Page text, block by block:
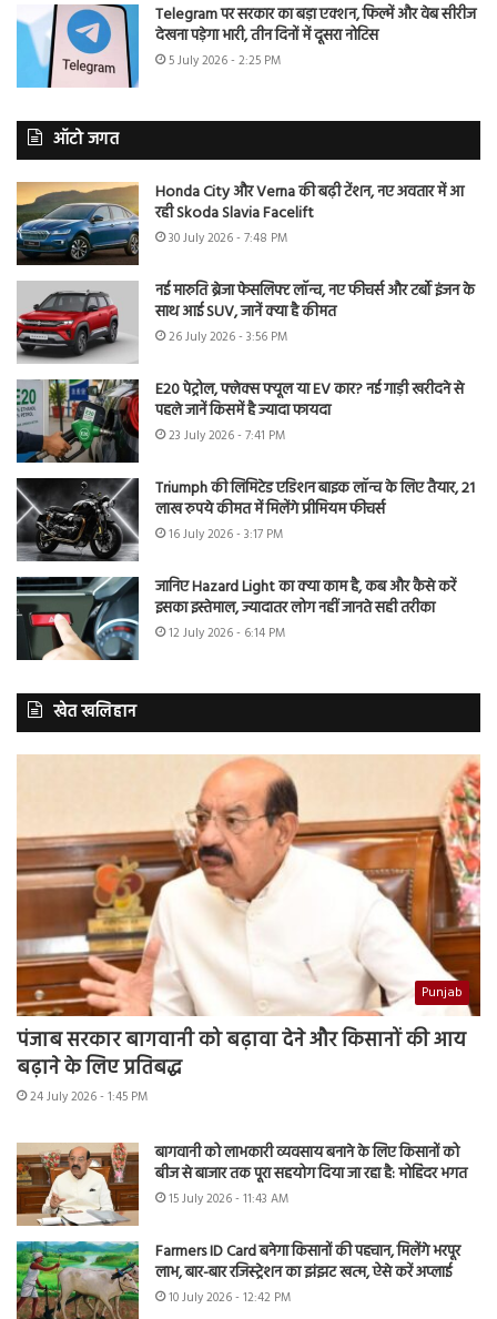
Telegram पर सरकार का बड़ा एक्शन, फिल्में और वेब सीरीज
देखना पड़ेगा भारी, तीन दिनों में दूसरा नोटिस
5 July 2026 - 2:25 PM
ऑटो जगत
Honda City और Verna की बढ़ी टेंशन, नए अवतार में आ
रही Skoda Slavia Facelift
30 July 2026 - 7:48 PM
नई मारुति ब्रेजा फेसलिफ्ट लॉन्च, नए फीचर्स और टर्बो इंजन के
साथ आई SUV, जानें क्या है कीमत
26 July 2026 - 3:56 PM
E20 पेट्रोल, फ्लेक्स फ्यूल या EV कार? नई गाड़ी खरीदने से
पहले जानें किसमें है ज्यादा फायदा
23 July 2026 - 7:41 PM
Triumph की लिमिटेड एडिशन बाइक लॉन्च के लिए तैयार, 21
लाख रुपये कीमत में मिलेंगे प्रीमियम फीचर्स
16 July 2026 - 3:17 PM
जानिए Hazard Light का क्या काम है, कब और कैसे करें
इसका इस्तेमाल, ज्यादातर लोग नहीं जानते सही तरीका
12 July 2026 - 6:14 PM
खेत खलिहान
Punjab
पंजाब सरकार बागवानी को बढ़ावा देने और किसानों की आय
बढ़ाने के लिए प्रतिबद्ध
24 July 2026 - 1:45 PM
बागवानी को लाभकारी व्यवसाय बनाने के लिए किसानों को
बीज से बाजार तक पूरा सहयोग दिया जा रहा है: मोहिंदर भगत
15 July 2026 - 11:43 AM
Farmers ID Card बनेगा किसानों की पहचान, मिलेंगे भरपूर
लाभ, बार-बार रजिस्ट्रेशन का झंझट खत्म, ऐसे करें अप्लाई
10 July 2026 - 12:42 PM